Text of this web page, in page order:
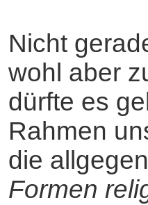
Nicht
wohl aber
dürfte es
Rahmen
die
Formen